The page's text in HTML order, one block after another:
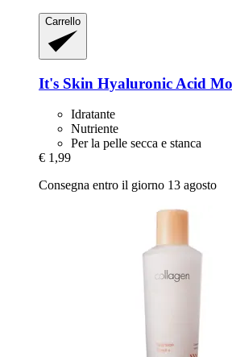
Carrello
It's Skin Hyaluronic Acid
Idratante
Nutriente
Per la pelle secca e stanca
€ 1,99
Consegna entro il giorno 13 agosto